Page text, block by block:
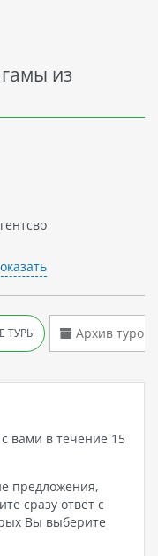
из
вами в течение 15
предложения,
сразу ответ с
Вы выберите
ТУРЫ Архив туров